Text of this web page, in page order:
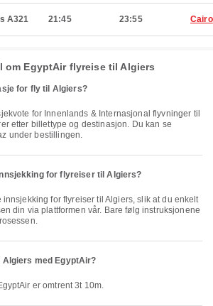
A321 21:45 23:55 Cairo
om EgyptAir flyreise til Algiers
for fly til Algiers?
etter billettype og destinasjon. Du kan se
under bestillingen.
for flyreiser til Algiers?
din via plattformen vår. Bare følg instruksjonene
med EgyptAir?
er omtrent 3t 10m.